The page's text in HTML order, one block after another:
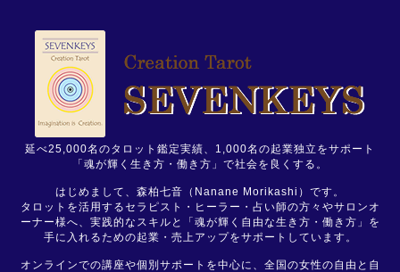
延べ25,000名のタロット鑑定実績、1,000名の起業独立をサポート
「魂が輝く生き方・働き方」で社会を良くする。
はじめまして、森柏七音（Nanane Morikashi）です。
タロットを活用するセラピスト・ヒーラー・占い師の方々やサロンオ
ーナー様へ、実践的なスキルと「魂が輝く自由な生き方・働き方」を
手に入れるための起業・売上アップをサポートしています。
オンラインでの講座や個別サポートを中心に、全国の女性の自由と自